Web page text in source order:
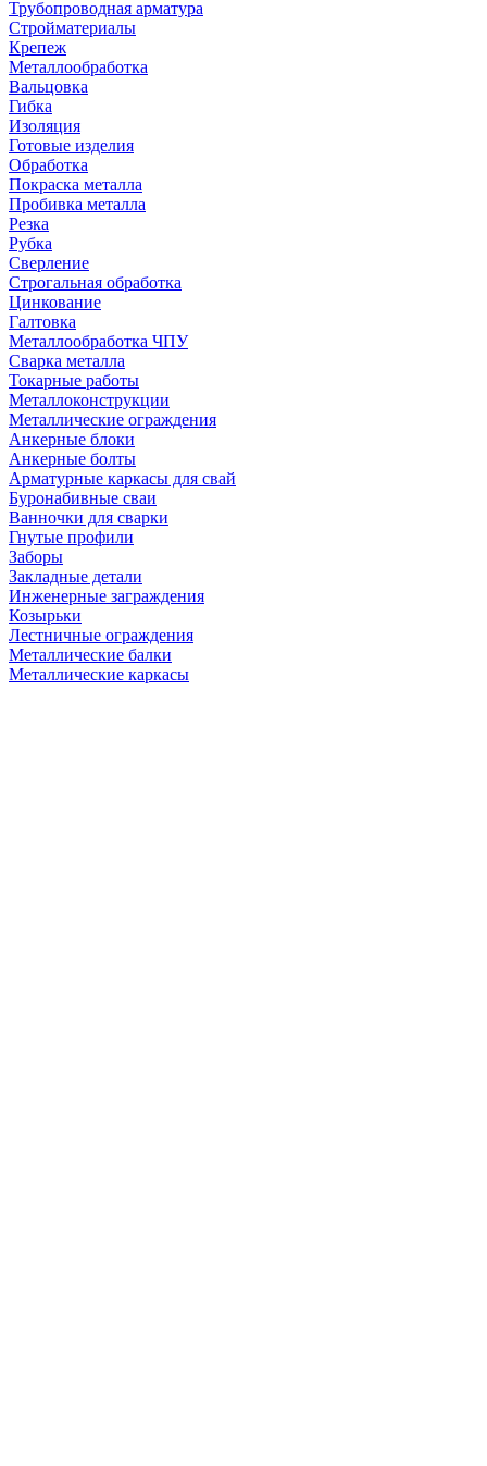
Трубопроводная арматура
Стройматериалы
Крепеж
Металлообработка
Вальцовка
Гибка
Изоляция
Готовые изделия
Обработка
Покраска металла
Пробивка металла
Резка
Рубка
Сверление
Строгальная обработка
Цинкование
Галтовка
Металлообработка ЧПУ
Сварка металла
Токарные работы
Металлоконструкции
Металлические ограждения
Анкерные блоки
Анкерные болты
Арматурные каркасы для свай
Буронабивные сваи
Ванночки для сварки
Гнутые профили
Заборы
Закладные детали
Инженерные заграждения
Козырьки
Лестничные ограждения
Металлические балки
Металлические каркасы